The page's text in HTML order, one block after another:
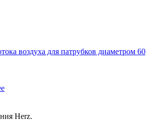
воздуха для патрубков диаметром 60
Herz.